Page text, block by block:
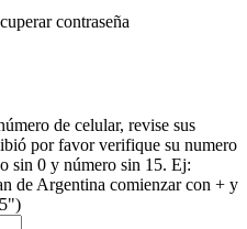
contraseña
de celular, revise sus
por favor verifique su numero
sin 0 y número sin 15. Ej:
de Argentina comienzar con + y